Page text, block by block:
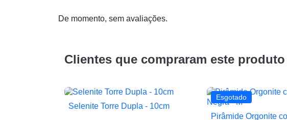
De momento, sem avaliações.
Clientes que compraram este
 Vista rápida
Selenite Torre Dupla - 10cm
Esgotado
Pirâmide Orgonite